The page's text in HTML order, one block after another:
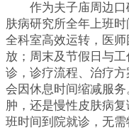
作为夫子庙周边口
肤病研究所全年上班
全科室高效运转，医
放；周末及节假日与
诊，诊疗流程、治疗
会因休息时间缩减服
肿，还是慢性皮肤病
班时间到院就诊，无需